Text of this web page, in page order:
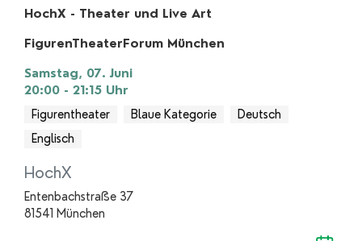
HochX - Theater und Live Art
FigurenTheaterForum München
Samstag, 07. Juni
20:00 - 21:15 Uhr
Figurentheater
Blaue Kategorie
Deutsch
Englisch
HochX
Entenbachstraße 37
81541 München